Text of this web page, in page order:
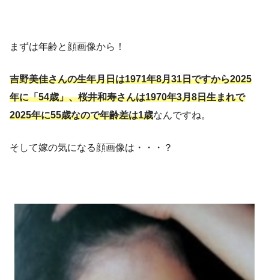
まずは年齢と顔画像から！
吉野美佳さんの生年月日は1971年8月31日ですから2025
年に「54歳」、桜井和寿さんは1970年3月8日生まれで
2025年に55歳なので年齢差は1歳なんですね。
そして嫁の気になる顔画像は・・・？